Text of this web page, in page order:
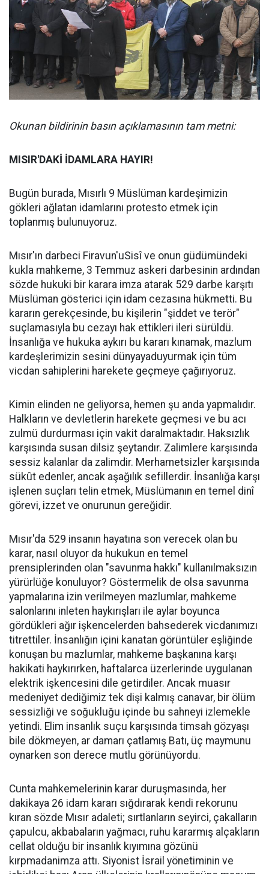
Okunan bildirinin basın açıklamasının tam metni:
MISIR'DAKİ İDAMLARA HAYIR!
Bugün burada, Mısırlı 9 Müslüman kardeşimizin
gökleri ağlatan idamlarını protesto etmek için
toplanmış bulunuyoruz.
Mısır'ın darbeci Firavun'uSisî ve onun güdümündeki
kukla mahkeme, 3 Temmuz askeri darbesinin ardından
sözde hukuki bir karara imza atarak 529 darbe karşıtı
Müslüman gösterici için idam cezasına hükmetti. Bu
kararın gerekçesinde, bu kişilerin "şiddet ve terör"
suçlamasıyla bu cezayı hak ettikleri ileri sürüldü.
İnsanlığa ve hukuka aykırı bu kararı kınamak, mazlum
kardeşlerimizin sesini dünyayaduyurmak için tüm
vicdan sahiplerini harekete geçmeye çağırıyoruz.
Kimin elinden ne geliyorsa, hemen şu anda yapmalıdır.
Halkların ve devletlerin harekete geçmesi ve bu acı
zulmü durdurması için vakit daralmaktadır. Haksızlık
karşısında susan dilsiz şeytandır. Zalimlere karşısında
sessiz kalanlar da zalimdir. Merhametsizler karşısında
sükût edenler, ancak aşağılık sefillerdir. İnsanlığa karşı
işlenen suçları telin etmek, Müslümanın en temel dinî
görevi, izzet ve onurunun gereğidir.
Mısır'da 529 insanın hayatına son verecek olan bu
karar, nasıl oluyor da hukukun en temel
prensiplerinden olan "savunma hakkı" kullanılmaksızın
yürürlüğe konuluyor? Göstermelik de olsa savunma
yapmalarına izin verilmeyen mazlumlar, mahkeme
salonlarını inleten haykırışları ile aylar boyunca
gördükleri ağır işkencelerden bahsederek vicdanımızı
titrettiler. İnsanlığın içini kanatan görüntüler eşliğinde
konuşan bu mazlumlar, mahkeme başkanına karşı
hakikati haykırırken, haftalarca üzerlerinde uygulanan
elektrik işkencesini dile getirdiler. Ancak muasır
medeniyet dediğimiz tek dişi kalmış canavar, bir ölüm
sessizliği ve soğukluğu içinde bu sahneyi izlemekle
yetindi. Elim insanlık suçu karşısında timsah gözyaşı
bile dökmeyen, ar damarı çatlamış Batı, üç maymunu
oynarken son derece mutlu görünüyordu.
Cunta mahkemelerinin karar duruşmasında, her
dakikaya 26 idam kararı sığdırarak kendi rekorunu
kıran sözde Mısır adaleti; sırtlanların seyirci, çakalların
çapulcu, akbabaların yağmacı, ruhu kararmış alçakların
cellat olduğu bir insanlık kıyımına gözünü
kırpmadanimza attı. Siyonist İsrail yönetiminin ve